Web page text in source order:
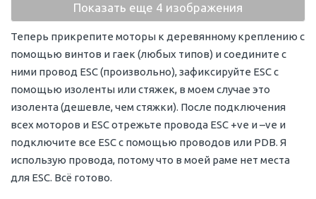
Показать еще 4 изображения
Теперь прикрепите моторы к деревянному креплению с
помощью винтов и гаек (любых типов) и соедините с
ними провод ESC (произвольно), зафиксируйте ESC с
помощью изоленты или стяжек, в моем случае это
изолента (дешевле, чем стяжки). После подключения
всех моторов и ESC отрежьте провода ESC +ve и –ve и
подключите все ESC с помощью проводов или PDB. Я
использую провода, потому что в моей раме нет места
для ESC. Всё готово.